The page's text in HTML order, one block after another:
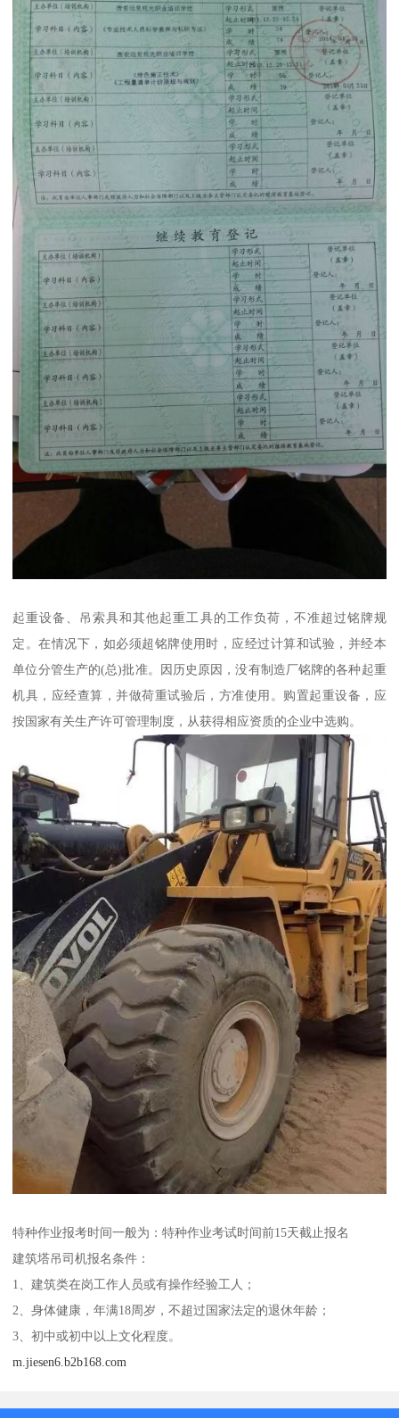
起重设备、吊索具和其他起重工具的工作负荷，不准超过铭牌规
定。在情况下，如必须超铭牌使用时，应经过计算和试验，并经本
单位分管生产的(总)批准。因历史原因，没有制造厂铭牌的各种起重
机具，应经查算，并做荷重试验后，方准使用。购置起重设备，应
按国家有关生产许可管理制度，从获得相应资质的企业中选购。
特种作业报考时间一般为：特种作业考试时间前15天截止报名
建筑塔吊司机报名条件：
1、建筑类在岗工作人员或有操作经验工人；
2、身体健康，年满18周岁，不超过国家法定的退休年龄；
3、初中或初中以上文化程度。
m.jiesen6.b2b168.com